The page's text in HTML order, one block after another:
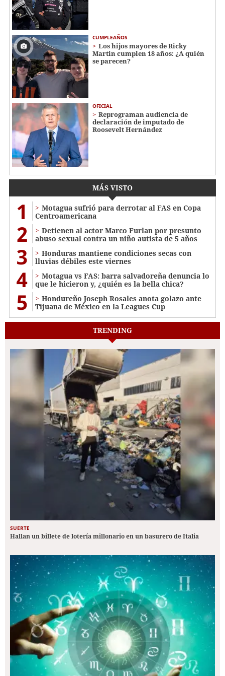
CUMPLEAÑOS
Los hijos mayores de Ricky
Martin cumplen 18 años: ¿A quién
se parecen?
OFICIAL
Reprograman audiencia de
declaración de imputado de
Roosevelt Hernández
MÁS VISTO
1
Motagua sufrió para derrotar al FAS en Copa
Centroamericana
2
Detienen al actor Marco Furlan por presunto
abuso sexual contra un niño autista de 5 años
3
Honduras mantiene condiciones secas con
lluvias débiles este viernes
4
Motagua vs FAS: barra salvadoreña denuncia lo
que le hicieron y, ¿quién es la bella chica?
5
Hondureño Joseph Rosales anota golazo ante
Tijuana de México en la Leagues Cup
TRENDING
SUERTE
Hallan un billete de lotería millonario en un basurero de Italia